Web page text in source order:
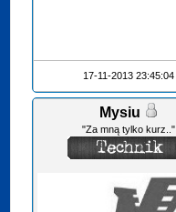
17-11-2013 23:45:04
Mysiu
"Za mną tylko kurz.."